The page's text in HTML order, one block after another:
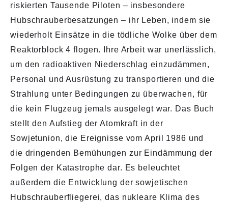
riskierten Tausende Piloten – insbesondere
Hubschrauberbesatzungen – ihr Leben, indem sie
wiederholt Einsätze in die tödliche Wolke über dem
Reaktorblock 4 flogen. Ihre Arbeit war unerlässlich,
um den radioaktiven Niederschlag einzudämmen,
Personal und Ausrüstung zu transportieren und die
Strahlung unter Bedingungen zu überwachen, für
die kein Flugzeug jemals ausgelegt war. Das Buch
stellt den Aufstieg der Atomkraft in der
Sowjetunion, die Ereignisse vom April 1986 und
die dringenden Bemühungen zur Eindämmung der
Folgen der Katastrophe dar. Es beleuchtet
außerdem die Entwicklung der sowjetischen
Hubschrauberfliegerei, das nukleare Klima des